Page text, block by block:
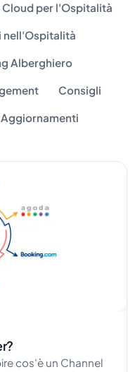
Cloud per l'Ospitalità
nell'Ospitalità
Alberghiero
Consigli
Aggiornamenti
cos'è un Channel